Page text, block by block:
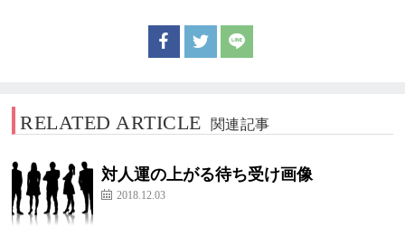
RELATED ARTICLE 関連記事
対人運の上がる待ち受け画像
2018.12.03